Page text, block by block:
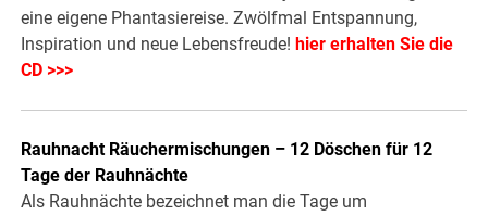
eine eigene Phantasiereise. Zwölfmal Entspannung,
Inspiration und neue Lebensfreude! hier erhalten Sie die
CD >>>
Rauhnacht Räuchermischungen – 12 Döschen für 12
Tage der Rauhnächte
Als Rauhnächte bezeichnet man die Tage um